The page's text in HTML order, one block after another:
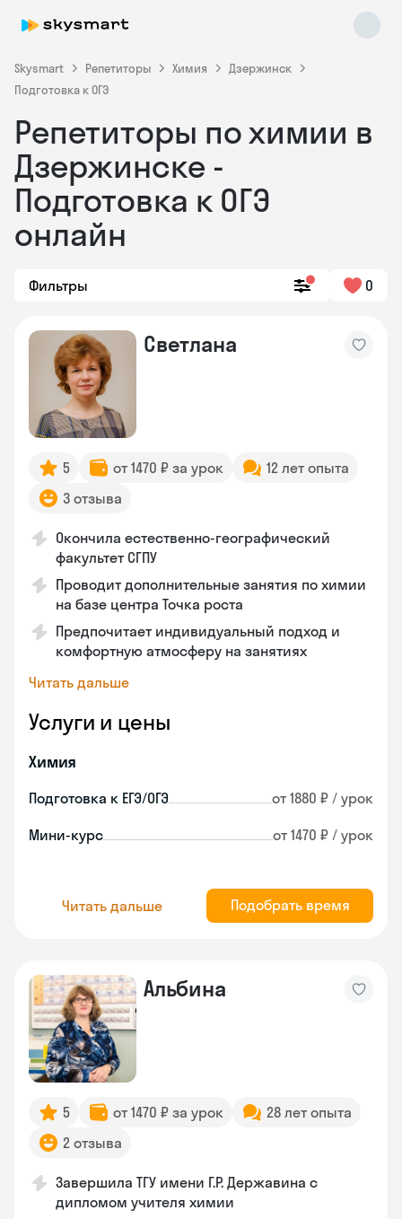
Skysmart Репетиторы Химия
Дзержинск
Подготовка к ОГЭ
Репетиторы по химии в
Дзержинске -
Подготовка к ОГЭ
онлайн
Фильтры 0
Светлана
5 от 1470 ₽ за урок
12 лет опыта
3 отзыва
Окончила естественно-географический
факультет СГПУ
Проводит дополнительные занятия по химии
на базе центра Точка роста
Предпочитает индивидуальный подход и
комфортную атмосферу на занятиях
Читать дальше
Услуги и цены
Химия
Подготовка к ЕГЭ/ОГЭ от 1880 ₽ / урок
Мини-курс от 1470 ₽ / урок
Читать дальше Подобрать время
Альбина
5 от 1470 ₽ за урок
28 лет опыта
2 отзыва
Завершила ТГУ имени Г.Р. Державина с
дипломом учителя химии
Skysmart Chat